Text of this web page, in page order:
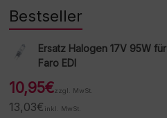
Bestseller
Ersatz Halogen 17V 95W für
Faro EDI
10,95€zzgl. MwSt.
13,03€ inkl. MwSt.